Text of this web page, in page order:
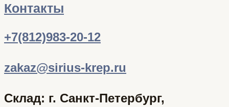
Контакты
+7(812)983-20-12
zakaz@sirius-krep.ru
Склад: г. Санкт-Петербург,